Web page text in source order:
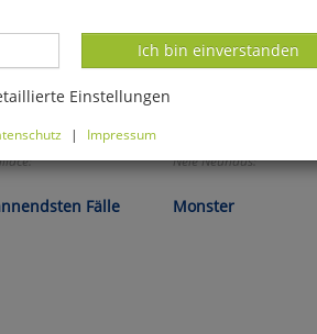
Fälle
Nele Neuhaus:
Monster
Datenverarbeitung -
Ich bin einverstanden
-
Einstellungen
| Impressum
nur mit zwingend notwendigen
dass auf Basis Ihrer Einstellungen
der Seite zur Verfügung stehen.